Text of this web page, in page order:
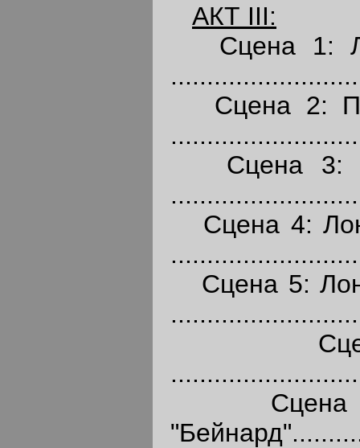
АКТ III:
Сцена 1:
Сцена 2:
Сцена 3:
Сцена 4:
Сцена 5:
Сцена
Сцена 7: